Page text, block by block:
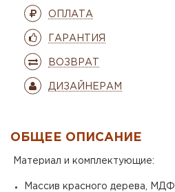
ОПЛАТА
ГАРАНТИЯ
ВОЗВРАТ
ДИЗАЙНЕРАМ
ОБЩЕЕ ОПИСАНИЕ
Материал и комплектующие:
Массив красного дерева, МДФ.